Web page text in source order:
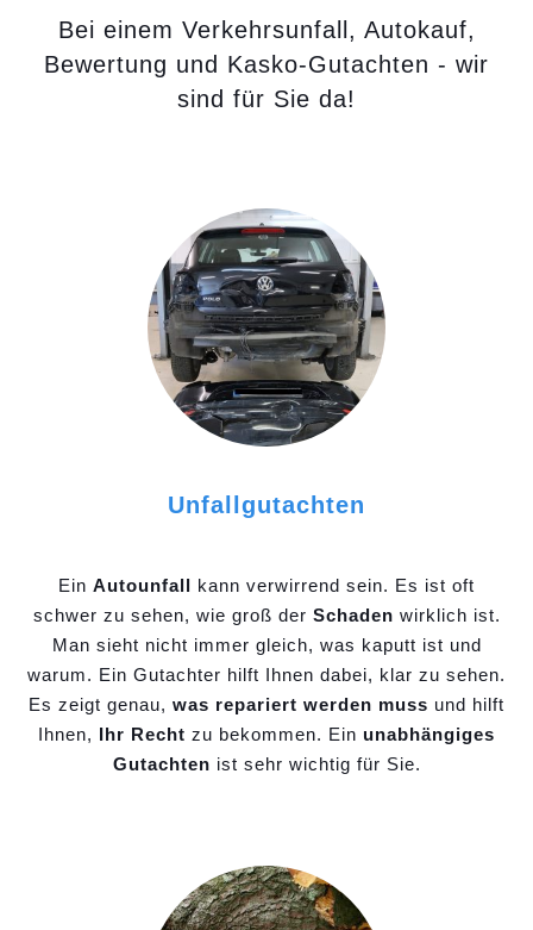
Bei einem Verkehrsunfall, Autokauf,
Bewertung und Kasko-Gutachten - wir
sind für Sie da!
Unfallgutachten
Ein Autounfall kann verwirrend sein. Es ist oft
schwer zu sehen, wie groß der Schaden wirklich ist.
Man sieht nicht immer gleich, was kaputt ist und
warum. Ein Gutachter hilft Ihnen dabei, klar zu sehen.
Es zeigt genau, was repariert werden muss und hilft
Ihnen, Ihr Recht zu bekommen. Ein unabhängiges
Gutachten ist sehr wichtig für Sie.